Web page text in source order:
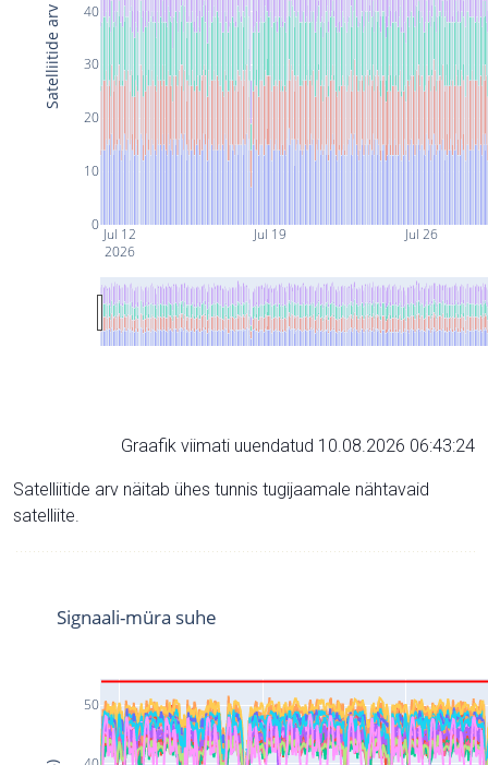
Jul 12
2026
Jul 19 Jul 26
0
10
20
30
40
Satelliitide arv
Graafik viimati uuendatud 10.08.2026 06:43:24
Satelliitide arv näitab ühes tunnis tugijaamale nähtavaid
satelliite.
50
Signaali-müra suhe